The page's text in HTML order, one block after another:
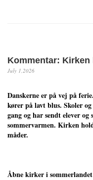
Kommentar:
July 1,2026
Danskerne er på vej på
kører på lavt blus. Skoler
gang og har sendt elever
sommervarmen. Kirken
måder.
Åbne kirker i sommerlandet